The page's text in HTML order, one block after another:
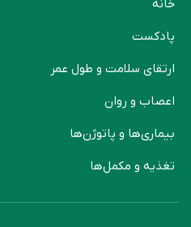
خانه
پادکست
ارتقای سلامت و طول عمر
اعصاب و روان
بیماری‌ها و پاتوژن‌ها
تغذیه و مکمل‌ها